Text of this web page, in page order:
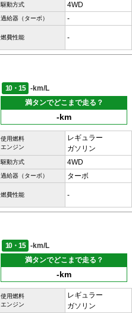
駆動方式 4WD
過給器（ターボ） -
燃費性能 -
10・15
-km/L
満タンでどこまで走る？
-km
使用燃料
エンジン
レギュラー
ガソリン
駆動方式 4WD
過給器（ターボ） ターボ
燃費性能 -
10・15
-km/L
満タンでどこまで走る？
-km
使用燃料
エンジン
レギュラー
ガソリン